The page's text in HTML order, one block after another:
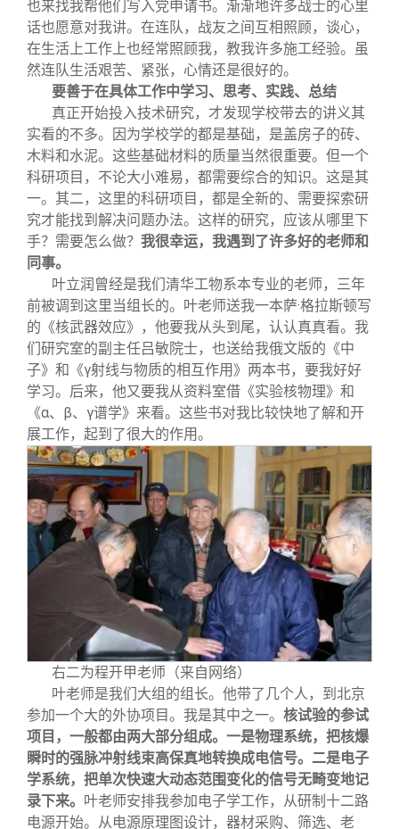
也来找我帮他们写入党申请书。渐渐地许多战士的心里
话也愿意对我讲。在连队，战友之间互相照顾，谈心，
在生活上工作上也经常照顾我，教我许多施工经验。虽
然连队生活艰苦、紧张，心情还是很好的。
要善于在具体工作中学习、思考、实践、总结
真正开始投入技术研究，才发现学校带去的讲义其
实看的不多。因为学校学的都是基础，是盖房子的砖、
木料和水泥。这些基础材料的质量当然很重要。但一个
科研项目，不论大小难易，都需要综合的知识。这是其
一。其二，这里的科研项目，都是全新的、需要探索研
究才能找到解决问题办法。这样的研究，应该从哪里下
手？需要怎么做？ 我很幸运，我遇到了许多好的老师和
同事。
叶立润曾经是我们清华工物系本专业的老师，三年
前被调到这里当组长的。叶老师送我一本萨·格拉斯顿写
的《核武器效应》，他要我从头到尾，认认真真看。我
们研究室的副主任吕敏院士，也送给我俄文版的《中
子》和《γ射线与物质的相互作用》两本书，要我好好
学习。后来，他又要我从资料室借《实验核物理》和
《α、β、γ谱学》来看。这些书对我比较快地了解和开
展工作，起到了很大的作用。
右二为程开甲老师（来自网络）
叶老师是我们大组的组长。他带了几个人，到北京
参加一个大的外协项目。我是其中之一。 核试验的参试
项目，一般都由两大部分组成。一是物理系统，把核爆
瞬时的强脉冲射线束高保真地转换成电信号。二是电子
学系统，把单次快速大动态范围变化的信号无畸变地记
录下来。 叶老师安排我参加电子学工作，从研制十二路
电源开始。从电源原理图设计，器材采购、筛选、老